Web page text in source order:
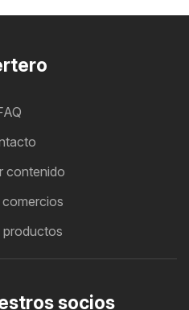
contenido
comercios
productos
socios